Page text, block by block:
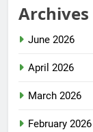
Archives
June 2026
April 2026
March 2026
February 2026